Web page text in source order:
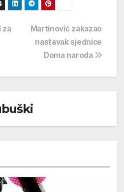
Martinović zakazao
nastavak sjednice
Doma naroda
za